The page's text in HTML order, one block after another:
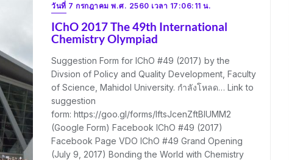
วันที่ 7 กรกฎาคม พ.ศ. 2560 เวลา 17:06:11 น.
IChO 2017 The 49th International
Chemistry Olympiad
Suggestion Form for IChO #49 (2017) by the
Divsion of Policy and Quality Development, Faculty
of Science, Mahidol University. กำลังโหลด… Link to
suggestion
form: https://goo.gl/forms/IftsJcenZftBIUMM2
(Google Form) Facebook IChO #49 (2017)
Facebook Page VDO IChO #49 Grand Opening
(July 9, 2017) Bonding the World with Chemistry